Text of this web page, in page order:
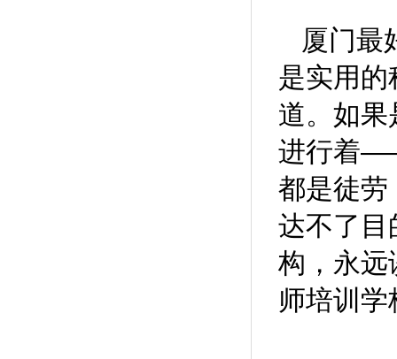
厦门最
是实用的
道。如果
进行着
都是徒劳
达不了目
构，永远
师培训学